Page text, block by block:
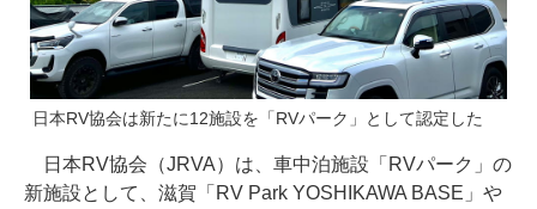
日本RV協会は新たに12施設を「RVパーク」として認定した
日本RV協会（JRVA）は、車中泊施設「RVパーク」の
新施設として、滋賀「RV Park YOSHIKAWA BASE」や